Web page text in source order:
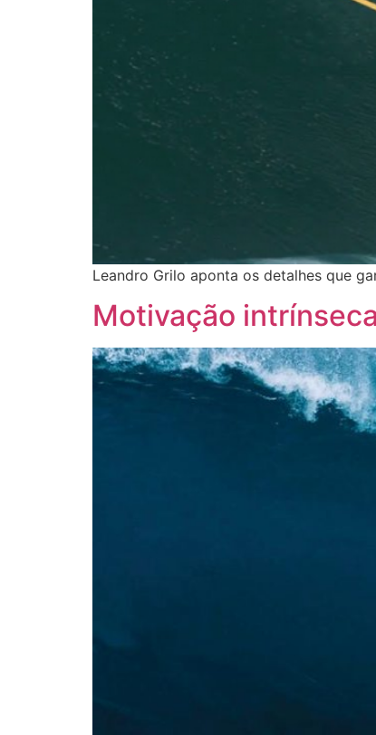
Leandro Grilo aponta os detalhes que
Motivação intrínseca